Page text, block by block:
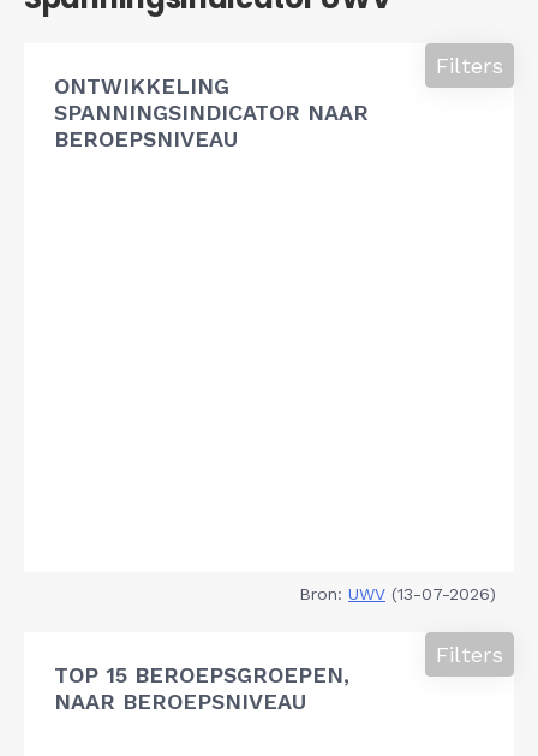
ONTWIKKELING
SPANNINGSINDICATOR NAAR
BEROEPSNIVEAU
Filters
Bron: UWV (13-07-2026)
TOP 15 BEROEPSGROEPEN,
NAAR BEROEPSNIVEAU
Filters